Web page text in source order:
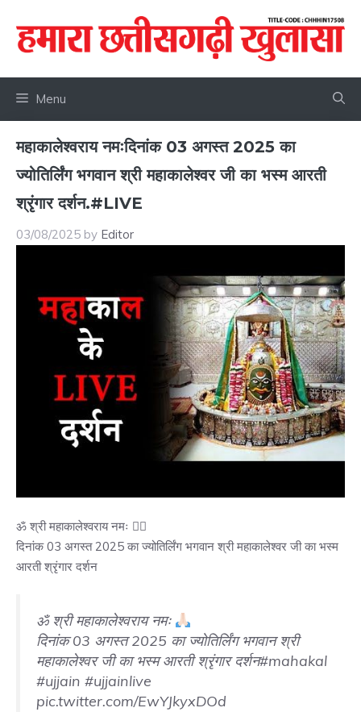
content
Menu
महाकालेश्वराय नमःदिनांक 03 अगस्त 2025 का
ज्योतिर्लिंग भगवान श्री महाकालेश्वर जी का भस्म आरती
श्रृंगार दर्शन.#LIVE
03/08/2025 by Editor
ॐ श्री महाकालेश्वराय नमः 
दिनांक 03 अगस्त 2025 का ज्योतिर्लिंग भगवान श्री महाकालेश्वर जी का भस्म
आरती श्रृंगार दर्शन
ॐ श्री महाकालेश्वराय नमः
दिनांक 03 अगस्त 2025 का ज्योतिर्लिंग भगवान श्री
महाकालेश्वर जी का भस्म आरती श्रृंगार दर्शन#mahakal
#ujjain #ujjainlive
pic.twitter.com/EwYJkyxDOd